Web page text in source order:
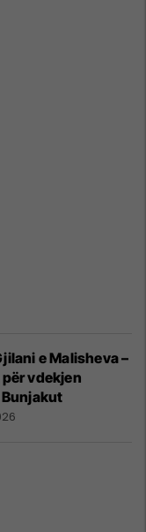
e Malisheva –
vdekjen